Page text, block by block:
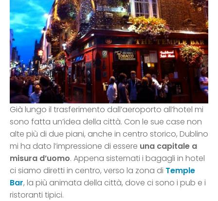
Già lungo il trasferimento dall’aeroporto all’hotel mi
sono fatta un’idea della città. Con le sue case non
alte più di due piani, anche in centro storico, Dublino
mi ha dato l’impressione di essere una capitale a
misura d’uomo. Appena sistemati i bagagli in hotel
ci siamo diretti in centro, verso la zona di Temple
Bar, la più animata della città, dove ci sono i pub e i
ristoranti tipici.